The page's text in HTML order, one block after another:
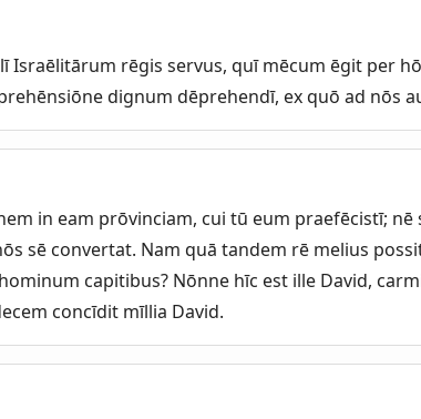
Israēlitārum rēgis servus, quī mēcum ēgit per
dignum dēprehendī, ex quō ad nōs
in eam prōvinciam, cui tū eum praefēcistī;
sē convertat. Nam quā tandem rē melius
capitibus? Nōnne hīc est ille David,
concīdit mīllia David.